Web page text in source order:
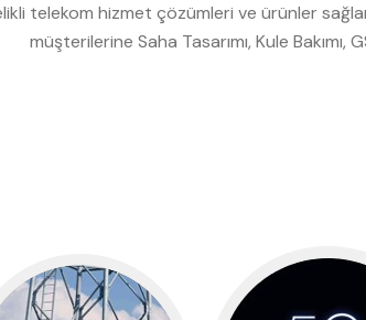
telekom hizmet çözümleri ve ürünler
müşterilerine Saha Tasarımı, Kule